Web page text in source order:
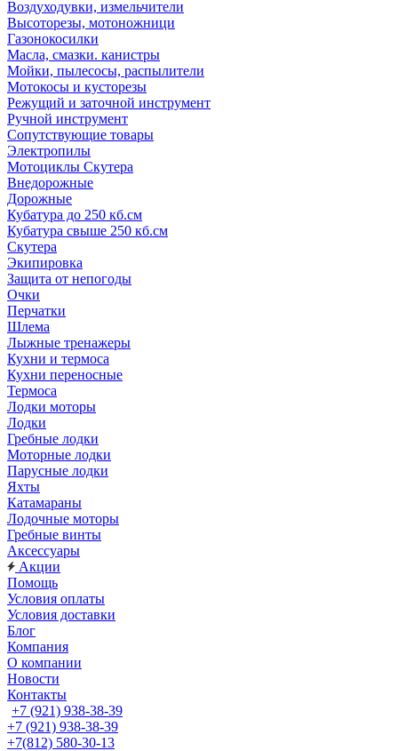
Воздуходувки, измельчители
Высоторезы, мотоножници
Газонокосилки
Масла, смазки. канистры
Мойки, пылесосы, распылители
Мотокосы и кусторезы
Режущий и заточной инструмент
Ручной инструмент
Сопутствующие товары
Электропилы
Мотоциклы Скутера
Внедорожные
Дорожные
Кубатура до 250 кб.см
Кубатура свыше 250 кб.см
Скутера
Экипировка
Защита от непогоды
Очки
Перчатки
Шлема
Лыжные тренажеры
Кухни и термоса
Кухни переносные
Термоса
Лодки моторы
Лодки
Гребные лодки
Моторные лодки
Парусные лодки
Яхты
Катамараны
Лодочные моторы
Гребные винты
Аксессуары
Акции
Помощь
Условия оплаты
Условия доставки
Блог
Компания
О компании
Новости
Контакты
+7 (921) 938-38-39
+7 (921) 938-38-39
+7(812) 580-30-13